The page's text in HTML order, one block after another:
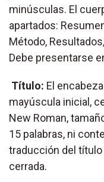
minúsculas. El
apartados:
Método,
Debe presentarse
Título: El
mayúscula inicial,
New Roman,
15 palabras, ni
traducción del
cerrada.